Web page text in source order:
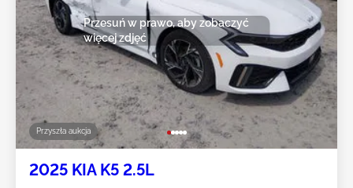
Przyszła aukcja
Przesuń w prawo, aby zobaczyć
więcej zdjęć
2025 KIA K5 2.5L